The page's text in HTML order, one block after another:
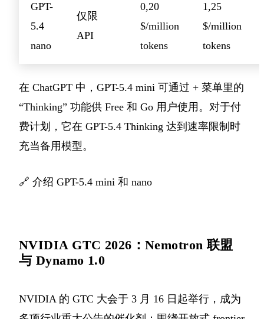
GPT-
5.4
nano
仅限
API
0,20
$/million
tokens
1,25
$/million
tokens
在 ChatGPT 中，GPT-5.4 mini 可通过 + 菜单里的
“Thinking” 功能供 Free 和 Go 用户使用。对于付
费计划，它在 GPT-5.4 Thinking 达到速率限制时
充当备用模型。
🔗 介绍 GPT-5.4 mini 和 nano
NVIDIA GTC 2026：Nemotron 联盟
与 Dynamo 1.0
NVIDIA 的 GTC 大会于 3 月 16 日起举行，成为